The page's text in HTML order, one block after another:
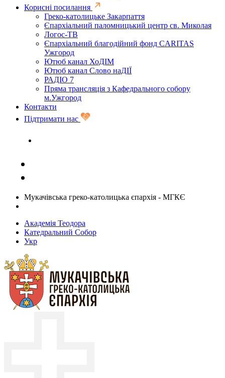
Корисні посилання
Греко-католицьке Закарпаття
Єпархіальний паломницький центр св. Миколая
Логос-ТВ
Єпархіальний благодійний фонд CARITAS
Ужгород
Ютюб канал ХоДІМ
Ютюб канал Слово наДІЇ
РАДІО 7
Пряма трансляція з Кафедрального собору
м.Ужгород
Контакти
Підтримати нас
Мукачівська греко-католицька єпархія - МГКЄ
Академія Теодора
Катедральний Собор
Укр